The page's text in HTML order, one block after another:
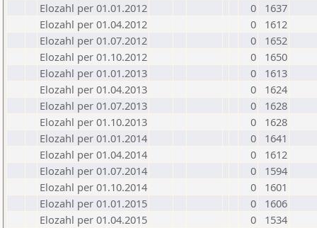
Elozahl per 01.01.2012
0
1637
Elozahl per 01.04.2012
0
1612
Elozahl per 01.07.2012
0
1652
Elozahl per 01.10.2012
0
1650
Elozahl per 01.01.2013
0
1613
Elozahl per 01.04.2013
0
1624
Elozahl per 01.07.2013
0
1628
Elozahl per 01.10.2013
0
1628
Elozahl per 01.01.2014
0
1641
Elozahl per 01.04.2014
0
1612
Elozahl per 01.07.2014
0
1594
Elozahl per 01.10.2014
0
1601
Elozahl per 01.01.2015
0
1606
Elozahl per 01.04.2015
0
1534